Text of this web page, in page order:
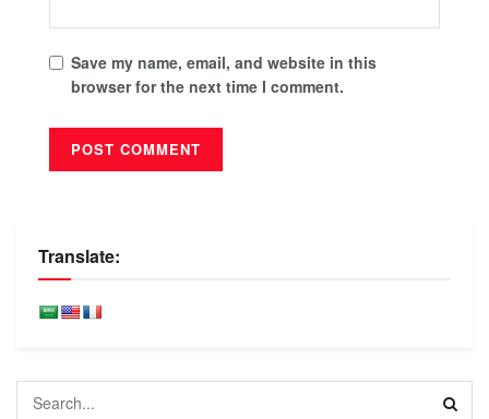
Save my name, email, and website in this
browser for the next time I comment.
Translate: